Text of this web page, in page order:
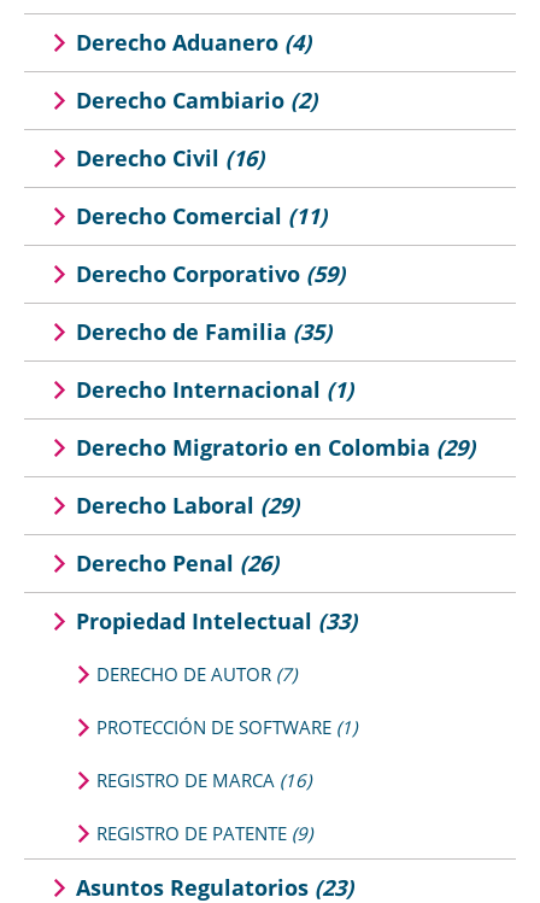
Derecho Aduanero (4)
Derecho Cambiario (2)
Derecho Civil (16)
Derecho Comercial (11)
Derecho Corporativo (59)
Derecho de Familia (35)
Derecho Internacional (1)
Derecho Migratorio en Colombia (29)
Derecho Laboral (29)
Derecho Penal (26)
Propiedad Intelectual (33)
DERECHO DE AUTOR (7)
PROTECCIÓN DE SOFTWARE (1)
REGISTRO DE MARCA (16)
REGISTRO DE PATENTE (9)
Asuntos Regulatorios (23)